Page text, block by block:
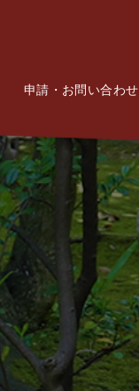
申請・お問い合わせ
Contact